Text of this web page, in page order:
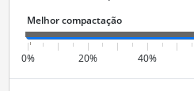
0% 20% 40%